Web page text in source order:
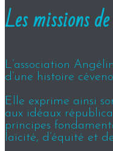
Les missions
L’association
d’une histoire
Elle exprime ainsi
aux idéaux
principes
laïcité, d’équité et